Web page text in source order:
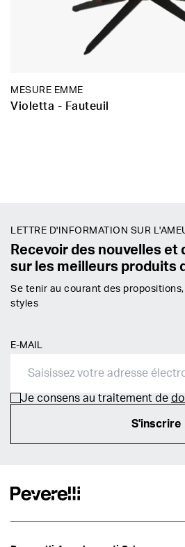
MESURE EMME
Violetta - Fauteuil
LETTRE D'INFORMATION SUR
Recevoir des nouvelles
sur les meilleurs produits
Se tenir au courant des
styles
E-MAIL
Je consens au traitement de
S'inscrire